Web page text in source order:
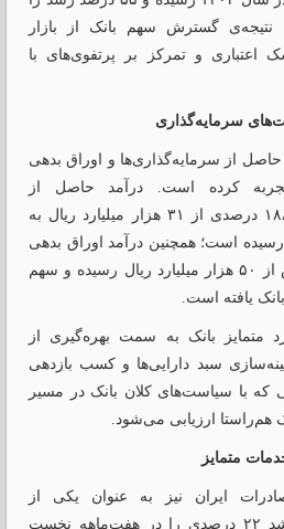
گسترش سهم بانک از بازار
اعتباری و تمرکز بر پرتفوی‌های با
سرمایه‌گذاری
از سرمایه‌گذاری‌ها و اوراق بدهی
کرده است. درآمد حاصل از
سرمایه‌گذاری‌ها با افزایش ۱۸۸ درصدی از ۳۱ هزار میلیارد ریال به
ریال رسیده است؛ همچنین درآمد اوراق بدهی
با جهش ۱۹۳ درصدی به بیش از ۵۰ هزار میلیارد ریال رسیده و سهم
یافته است.
متمایز بانک به سمت بهره‌گیری از
سبد دارایی‌ها و کسب بازدهی
که با سیاست‌های کلان بانک در مسیر
هم‌راستا ارزیابی می‌شود.
متمایز
ایران نیز به عنوان یکی از
شاخص‌های کیفیت درآمد، رشد ۲۲ درصدی را در هفت‌ماهه نخست